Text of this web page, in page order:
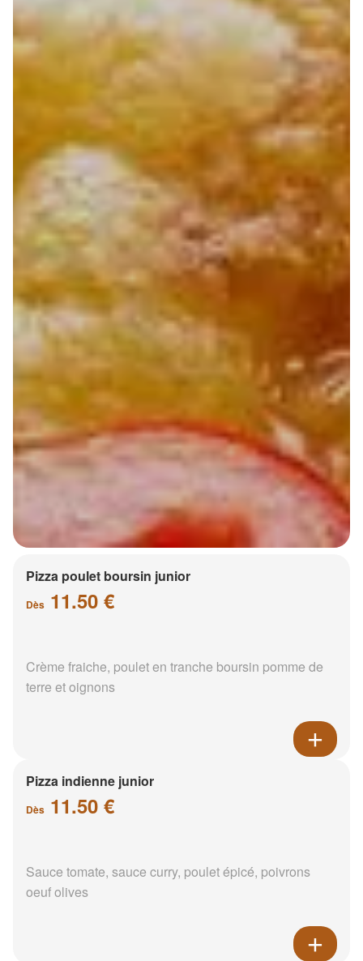
Pizza poulet boursin junior
Dès 11.50 €
Crème fraiche, poulet en tranche boursin pomme de
terre et oignons
Pizza indienne junior
Dès 11.50 €
Sauce tomate, sauce curry, poulet épicé, poivrons
oeuf olives